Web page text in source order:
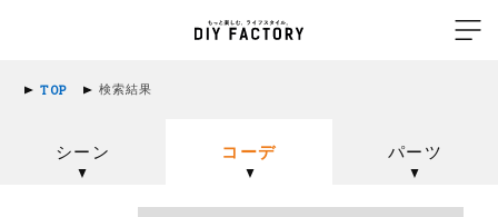
TOP 検索結果
シーン コーデ パーツ